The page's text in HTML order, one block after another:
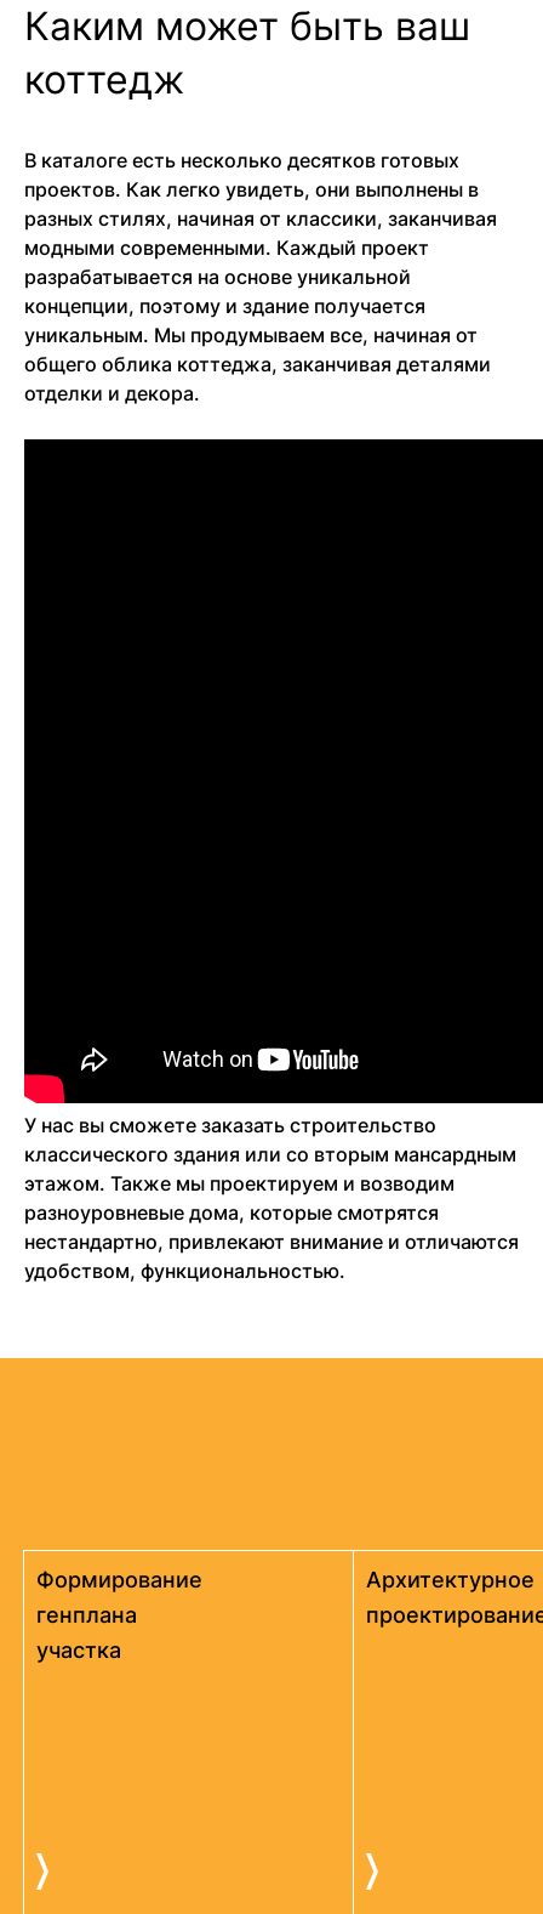
Каким может быть ваш
коттедж
В каталоге есть несколько десятков готовых
проектов. Как легко увидеть, они выполнены в
разных стилях, начиная от классики, заканчивая
модными современными. Каждый проект
разрабатывается на основе уникальной
концепции, поэтому и здание получается
уникальным. Мы продумываем все, начиная от
общего облика коттеджа, заканчивая деталями
отделки и декора.
У нас вы сможете заказать строительство
классического здания или со вторым мансардным
этажом. Также мы проектируем и возводим
разноуровневые дома, которые смотрятся
нестандартно, привлекают внимание и отличаются
удобством, функциональностью.
Формирование
генплана
участка
Архитектурное